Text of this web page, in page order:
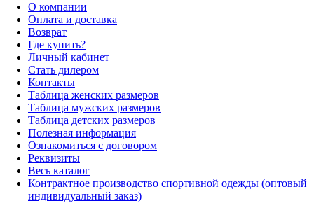
О компании
Оплата и доставка
Возврат
Где купить?
Личный кабинет
Стать дилером
Контакты
Таблица женских размеров
Таблица мужских размеров
Таблица детских размеров
Полезная информация
Ознакомиться с договором
Реквизиты
Весь каталог
Контрактное производство спортивной одежды (оптовый
индивидуальный заказ)